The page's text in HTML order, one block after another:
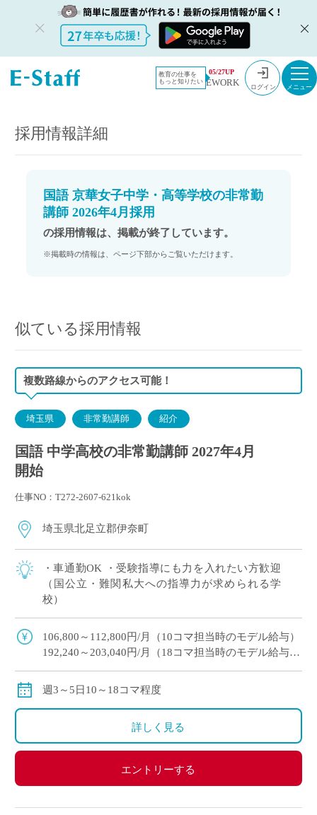
教育の仕事を
もっと知りたい
05/27UP
EWORK ログイン
教員採用情
報のイー・
採用情報
国語 京華女子中学・高等学校の非常勤講師 2026年4月採用
採用情報詳細
国語 京華女子中学・高等学校の非常勤
講師 2026年4月採用
の採用情報は、掲載が終了しています。
※掲載時の情報は、ページ下部からご覧いただけます。
似ている採用情報
複数路線からのアクセス可能！
埼玉県 非常勤講師 紹介
国語 中学高校の非常勤講師 2027年4月
開始
仕事NO：T272-2607-621kok
埼玉県北足立郡伊奈町
・車通勤OK ・受験指導にも力を入れたい方歓迎
（国公立・難関私大への指導力が求められる学
校）
106,800～112,800円/月（10コマ担当時のモデル給与）
192,240～203,040円/月（18コマ担当時のモデル給与）
保険等：労災保険
週3～5日10～18コマ程度
詳しく見る
エントリーする